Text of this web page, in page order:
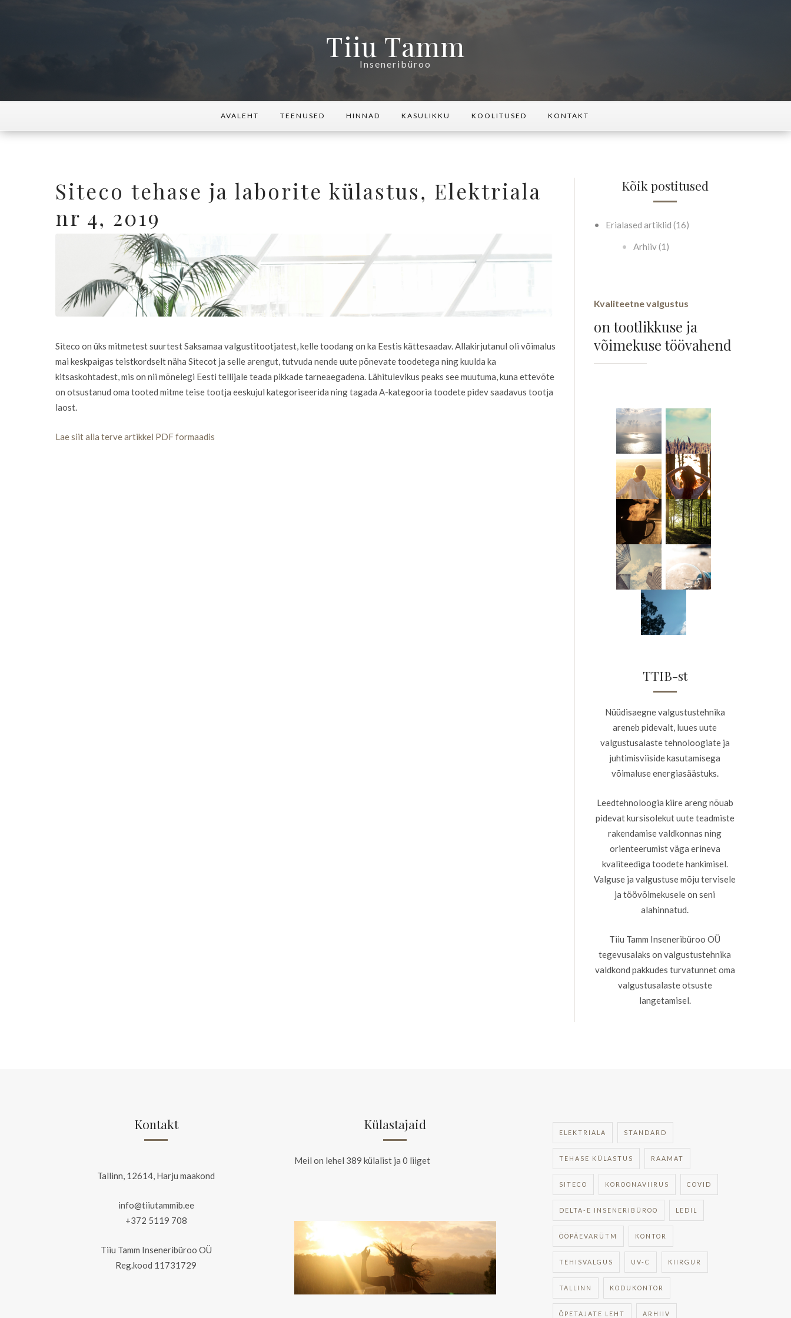
Tiiu Tamm
Inseneribüroo
AVALEHT TEENUSED HINNAD KASULIKKU KOOLITUSED KONTAKT
Kõik postitused
Erialased artiklid (16)
Arhiiv (1)
Kvaliteetne valgustus
on tootlikkuse ja
võimekuse töövahend
TTIB-st
Nüüdisaegne valgustustehnika
areneb pidevalt, luues uute
valgustusalaste tehnoloogiate ja
juhtimisviiside kasutamisega
võimaluse energiasäästuks.
Leedtehnoloogia kiire areng nõuab
pidevat kursisolekut uute teadmiste
rakendamise valdkonnas ning
orienteerumist väga erineva
kvaliteediga toodete hankimisel.
Valguse ja valgustuse mõju tervisele
ja töövõimekusele on seni
alahinnatud.
Tiiu Tamm Inseneribüroo OÜ
tegevusalaks on valgustustehnika
valdkond pakkudes turvatunnet oma
valgustusalaste otsuste
langetamisel.
Siteco tehase ja laborite külastus, Elektriala
nr 4, 2019
Siteco on üks mitmetest suurtest Saksamaa valgustitootjatest, kelle toodang on ka Eestis kättesaadav. Allakirjutanul oli võimalus
mai keskpaigas teistkordselt näha Sitecot ja selle arengut, tutvuda nende uute põnevate toodetega ning kuulda ka
kitsaskohtadest, mis on nii mõnelegi Eesti tellijale teada pikkade tarneaegadena. Lähitulevikus peaks see muutuma, kuna ettevõte
on otsustanud oma tooted mitme teise tootja eeskujul kategoriseerida ning tagada A-kategooria toodete pidev saadavus tootja
laost.
Lae siit alla terve artikkel PDF formaadis
Kontakt
Tallinn, 12614, Harju maakond
info@tiiutammib.ee
+372 5119 708
Tiiu Tamm Inseneribüroo OÜ
Reg.kood 11731729
Külastajaid
Meil on lehel 389 külalist ja 0 liiget
ELEKTRIALA STANDARD
TEHASE KÜLASTUS RAAMAT
SITECO KOROONAVIIRUS COVID
DELTA-E INSENERIBÜROO LEDIL
ÖÖPÄEVARÜTM KONTOR
TEHISVALGUS UV-C KIIRGUR
TALLINN KODUKONTOR
ÕPETAJATE LEHT ARHIIV